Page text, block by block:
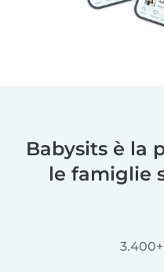
Babysits è la
le famiglie